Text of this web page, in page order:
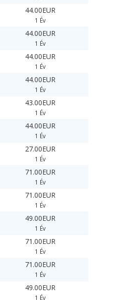
44.00EUR
1 Év
44.00EUR
1 Év
44.00EUR
1 Év
44.00EUR
1 Év
43.00EUR
1 Év
44.00EUR
1 Év
27.00EUR
1 Év
71.00EUR
1 Év
71.00EUR
1 Év
49.00EUR
1 Év
71.00EUR
1 Év
71.00EUR
1 Év
49.00EUR
1 Év